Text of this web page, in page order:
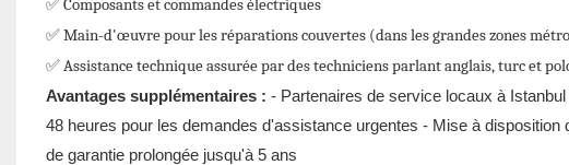
✅ Main-d'œuvre pour les réparations couvertes (dans les grandes zones
✅ Assistance technique assurée par des techniciens parlant anglais, turc et
Avantages supplémentaires : - Partenaires de service locaux à
48 heures pour les demandes d'assistance urgentes - Mise à
de garantie prolongée jusqu'à 5 ans